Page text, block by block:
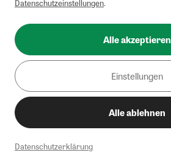
Datenschutzeinstellungen.
Alle akzeptieren
Einstellungen
Alle ablehnen
Datenschutzerklärung